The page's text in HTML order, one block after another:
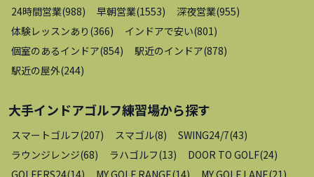
24時間営業(988) 早朝営業(1553) 深夜営業(955)
体験レッスンあり (366) インドアで安い(801 )
個室のあるインドア(854) 駅近のインドア(878)
駅近の屋外(244)
大手インドアゴルフ練習場から探す
スマートゴルフ(207) スマゴル(8) SWING24/7(43)
ラウンジレンジ(68) ラハゴルフ(13) DOOR TO GOLF(24)
GOLFERS24(14) MY GOLF RANGE(14) MY GOLF LANE(21 )